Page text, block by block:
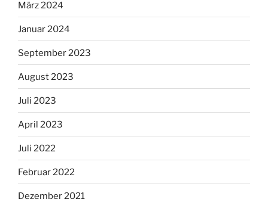
März 2024
Januar 2024
September 2023
August 2023
Juli 2023
April 2023
Juli 2022
Februar 2022
Dezember 2021